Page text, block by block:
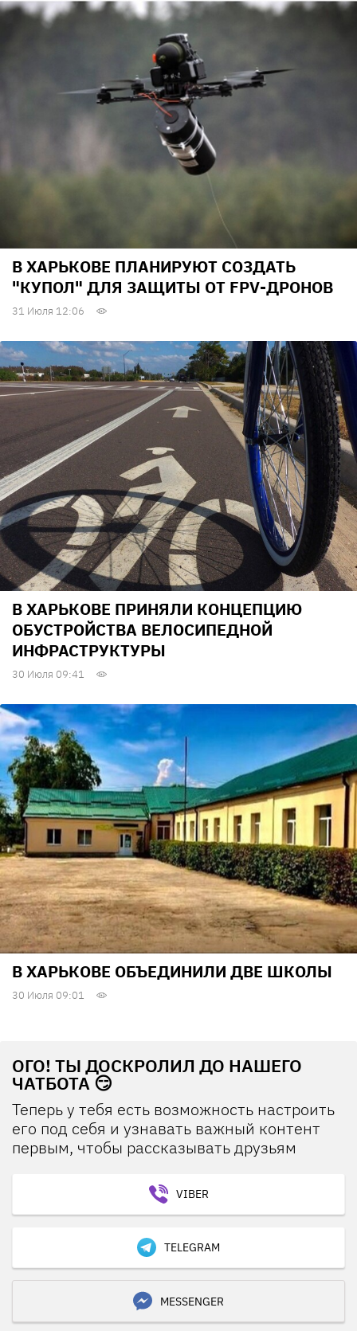
В ХАРЬКОВЕ ПЛАНИРУЮТ СОЗДАТЬ
"КУПОЛ" ДЛЯ ЗАЩИТЫ ОТ FPV-ДРОНОВ
31 Июля 12:06
В ХАРЬКОВЕ ПРИНЯЛИ КОНЦЕПЦИЮ
ОБУСТРОЙСТВА ВЕЛОСИПЕДНОЙ
ИНФРАСТРУКТУРЫ
30 Июля 09:41
В ХАРЬКОВЕ ОБЪЕДИНИЛИ ДВЕ ШКОЛЫ
30 Июля 09:01
ОГО! ТЫ ДОСКРОЛИЛ ДО НАШЕГО
ЧАТБОТА 😏
Теперь у тебя есть возможность настроить
его под себя и узнавать важный контент
первым, чтобы рассказывать друзьям
VIBER
TELEGRAM
MESSENGER